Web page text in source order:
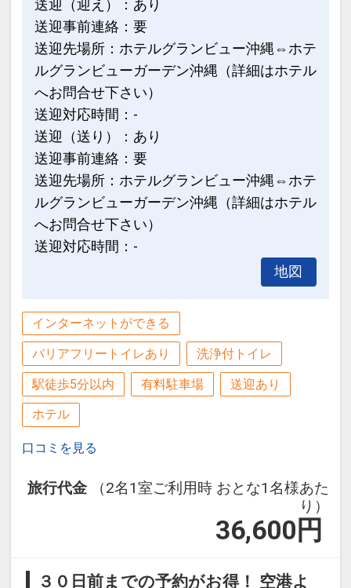
送迎（迎え）：あり
送迎事前連絡：要
送迎先場所：ホテルグランビュー沖縄⇔ホテ
ルグランビューガーデン沖縄（詳細はホテル
へお問合せ下さい）
送迎対応時間：-
送迎（送り）：あり
送迎事前連絡：要
送迎先場所：ホテルグランビュー沖縄⇔ホテ
ルグランビューガーデン沖縄（詳細はホテル
へお問合せ下さい）
送迎対応時間：-
地図
インターネットができる
バリアフリートイレあり 洗浄付トイレ
駅徒歩5分以内 有料駐車場 送迎あり
ホテル
口コミを見る
旅行代金
（2名1室ご利用時 おとな1名様あた
り）
36,600 円
３０日前までの予約がお得！ 空港よ